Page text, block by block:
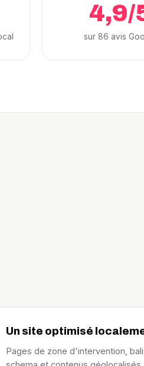
4,9/
sur 86 avis
Un site optimisé
Pages de zone d'intervention,